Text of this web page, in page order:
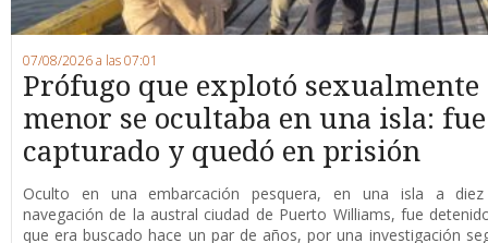
07/08/2026 a las 07:01
Prófugo que explotó sexualmente
menor se ocultaba en una isla: fue
capturado y quedó en prisión
Oculto en una embarcación pesquera, en una isla a
navegación de la austral ciudad de Puerto Williams, fue
que era buscado hace un par de años, por una investigación